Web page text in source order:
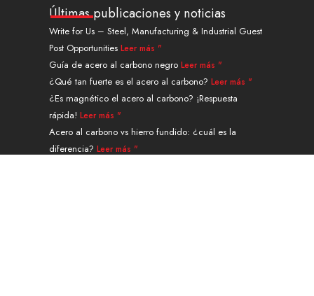
k
e
d
i
n
t
u
b
e
w
i
t
t
e
r
t
e
r
e
s
t
t
a
g
a
m
e
b
o
k
Últimas publicaciones y noticias
Write for Us – Steel, Manufacturing & Industrial Guest
Post Opportunities Leer más "
Guía de acero al carbono negro Leer más "
¿Qué tan fuerte es el acero al carbono? Leer más "
¿Es magnético el acero al carbono? ¡Respuesta
rápida! Leer más "
Acero al carbono vs hierro fundido: ¿cuál es la
diferencia? Leer más "